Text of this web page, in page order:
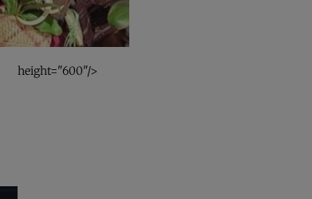
height="600"/>